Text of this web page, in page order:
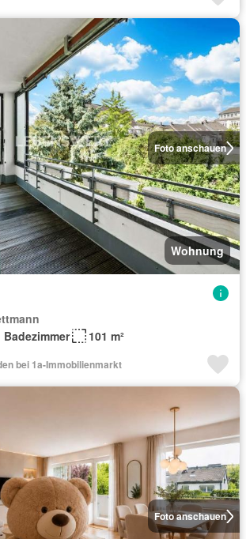
Foto anschauen
Wohnung
Badezimmer 101 m²
bei 1a-Immobilienmarkt
Foto anschauen